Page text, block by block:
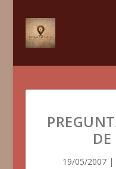
19/05/2007|